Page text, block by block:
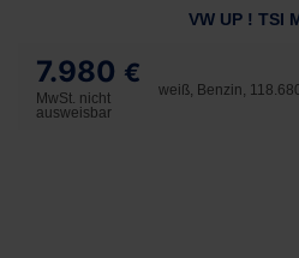
VW UP ! TSI
7.980 €
MwSt. nicht
ausweisbar
weiß, Benzin,